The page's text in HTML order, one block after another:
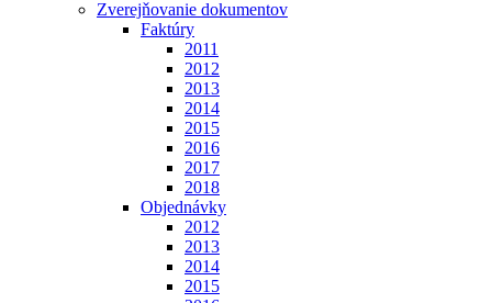
Zverejňovanie dokumentov
Faktúry
2011
2012
2013
2014
2015
2016
2017
2018
Objednávky
2012
2013
2014
2015